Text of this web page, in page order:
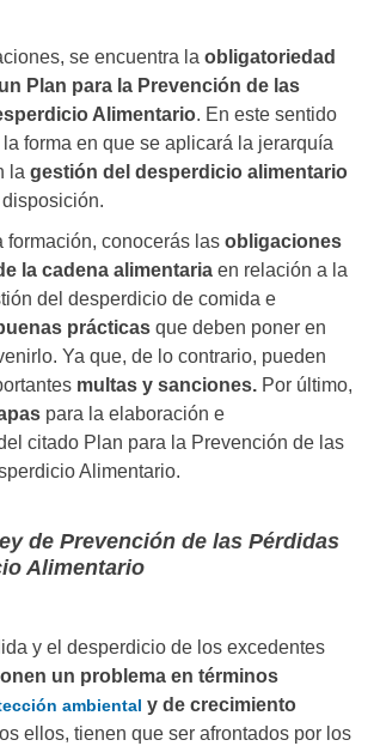
se encuentra la obligatoriedad
Plan para la Prevención de las
Alimentario. En este sentido
forma en que se aplicará la jerarquía
la gestión del desperdicio alimentario
formación, conocerás las obligaciones
la cadena alimentaria en relación a la
del desperdicio de comida e
prácticas que deben poner en
Ya que, de lo contrario, pueden
multas y sanciones. Por último,
para la elaboración e
citado Plan para la Prevención de las
Alimentario.
de Prevención de las Pérdidas
Alimentario
y el desperdicio de los excedentes
un problema en términos
ambiental y de crecimiento
ellos, tienen que ser afrontados por los